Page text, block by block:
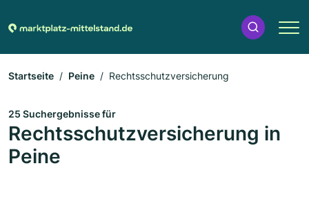
Startseite Peine Rechtsschutzversicherung
25 Suchergebnisse für
Rechtsschutzversicherung in
Peine